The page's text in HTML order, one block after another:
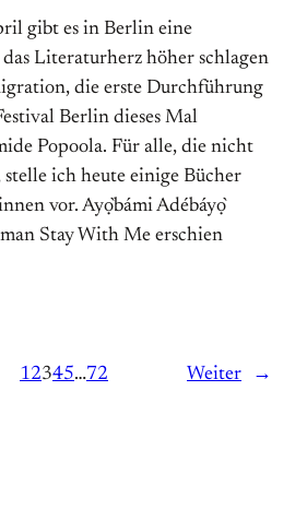
gibt es in Berlin eine
Literaturherz höher schlagen
die erste Durchführung
Berlin dieses Mal
Popoola. Für alle, die nicht
stelle ich heute einige Bücher
vor. Ayọ̀bámi Adébáyọ̀
Stay With Me erschien
12345…72 Weiter →